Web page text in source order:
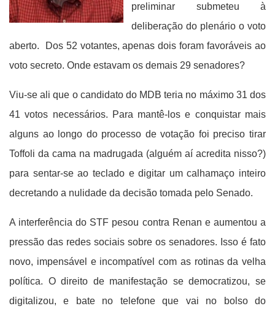
preliminar submeteu à
deliberação do plenário o voto
aberto. Dos 52 votantes, apenas dois foram favoráveis ao
voto secreto. Onde estavam os demais 29 senadores?
Viu-se ali que o candidato do MDB teria no máximo 31 dos
41 votos necessários. Para mantê-los e conquistar mais
alguns ao longo do processo de votação foi preciso tirar
Toffoli da cama na madrugada (alguém aí acredita nisso?)
para sentar-se ao teclado e digitar um calhamaço inteiro
decretando a nulidade da decisão tomada pelo Senado.
A interferência do STF pesou contra Renan e aumentou a
pressão das redes sociais sobre os senadores. Isso é fato
novo, impensável e incompatível com as rotinas da velha
política. O direito de manifestação se democratizou, se
digitalizou, e bate no telefone que vai no bolso do